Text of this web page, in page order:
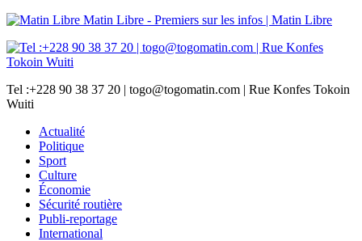
Matin Libre - Premiers sur les infos | Matin Libre
Tel :+228 90 38 37 20 | togo@togomatin.com | Rue Konfes Tokoin
Wuiti
Actualité
Politique
Sport
Culture
Économie
Sécurité routière
Publi-reportage
International